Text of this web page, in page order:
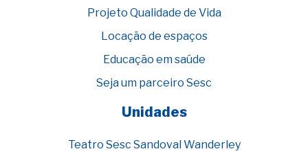
Projeto Qualidade de Vida
Locação de espaços
Educação em saúde
Seja um parceiro Sesc
Unidades
Teatro Sesc Sandoval Wanderley